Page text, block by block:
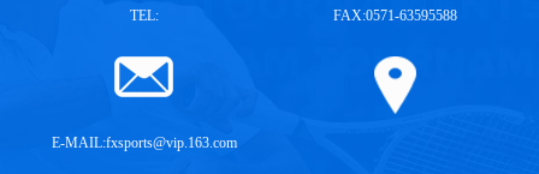
TEL: FAX:0571-63595588
E-MAIL:fxsports@vip.163.com